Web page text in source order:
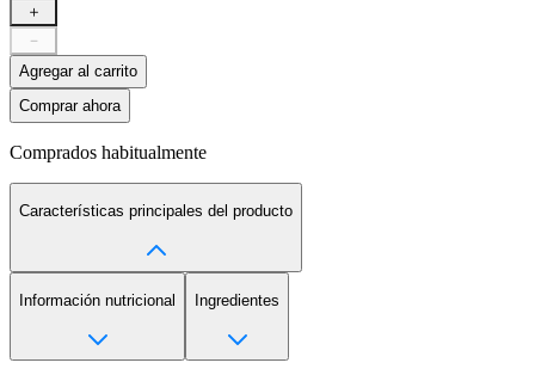
＋
－
Agregar al carrito
Comprar ahora
Comprados habitualmente
Características principales del producto
Información nutricional Ingredientes